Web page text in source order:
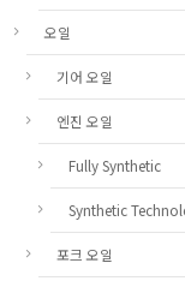
오일
기어 오일
엔진 오일
Fully Synthetic
Synthetic
포크 오일